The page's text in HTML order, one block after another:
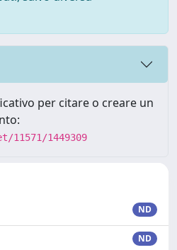
per citare o creare un
1449309
ND
ND